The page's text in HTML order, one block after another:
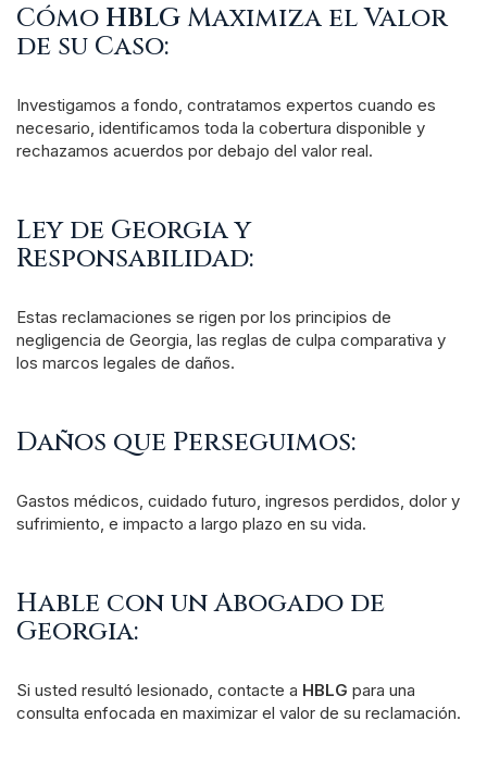
Cómo HBLGMaximiza el Valor
de su Caso:
Investigamos a fondo, contratamos expertos cuando es
necesario, identificamos toda la cobertura disponible y
rechazamos acuerdos por debajo del valor real.
Ley de Georgia y
Responsabilidad:
Estas reclamaciones se rigen por los principios de
negligencia de Georgia, las reglas de culpa comparativa y
los marcos legales de daños.
Daños que Perseguimos:
Gastos médicos, cuidado futuro, ingresos perdidos, dolor y
sufrimiento, e impacto a largo plazo en su vida.
Hable con un Abogado de
Georgia:
Si usted resultó lesionado, contacte a HBLG para una
consulta enfocada en maximizar el valor de su reclamación.